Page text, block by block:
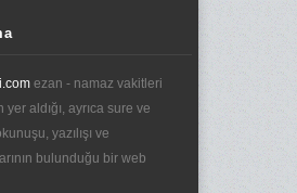
ezan - namaz vakitleri
aldığı, ayrıca sure ve
yazılışı ve
bulunduğu bir web